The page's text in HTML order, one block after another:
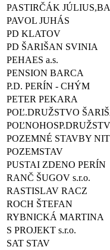
PASTIRČÁK
PAVOL JUHÁS
PD KLATOV
PD ŠARIŠAN SVINIA
PEHAES a.s.
PENSION BARCA
P.D. PERÍN - CHÝM
PETER PEKARA
POĽ.DRUŽSTVO
POZEMNÉ STAVBY
POZEMSTAV
PUSTAI ZDENO PERÍN
RANČ ŠUGOV s.r.o.
RASTISLAV RACZ
ROCH ŠTEFAN
RYBNICKÁ MARTINA
S PROJEKT s.r.o.
SAT STAV